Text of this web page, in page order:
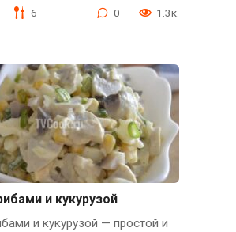
6 0 1.3к.
и кукурузой
и кукурузой — простой и